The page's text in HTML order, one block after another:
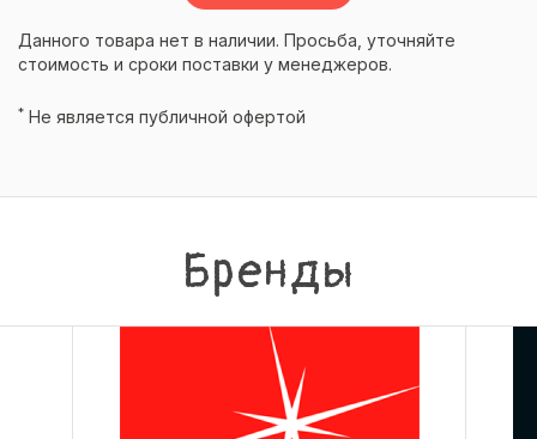
Данного товара нет в наличии. Просьба, уточняйте
стоимость и сроки поставки у менеджеров.
* Не является публичной офертой
Бренды